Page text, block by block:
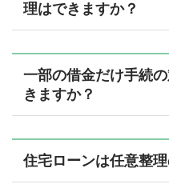
理はできますか？
一部の借金だけ手続
きますか？
住宅ローンは任意整